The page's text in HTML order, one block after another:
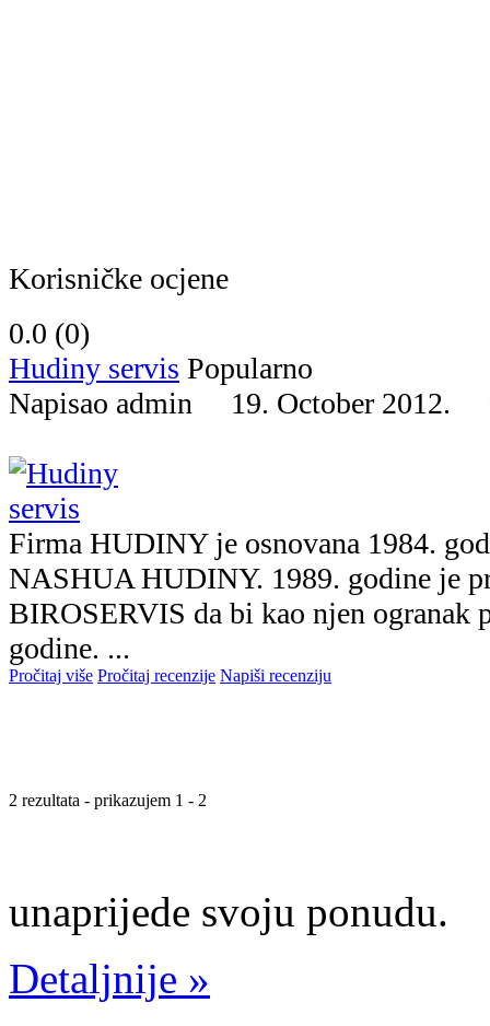
Korisničke ocjene
0.0 (0)
Hudiny servis Popularno
Napisao admin 19. October 2012.
Firma HUDINY je osnovana 1984.
NASHUA HUDINY. 1989. godine je
BIROSERVIS da bi kao njen ogranak
godine. ...
Pročitaj više Pročitaj recenzije Napiši recenziju
2 rezultata - prikazujem 1 - 2
unaprijede svoju ponudu.
Detaljnije »